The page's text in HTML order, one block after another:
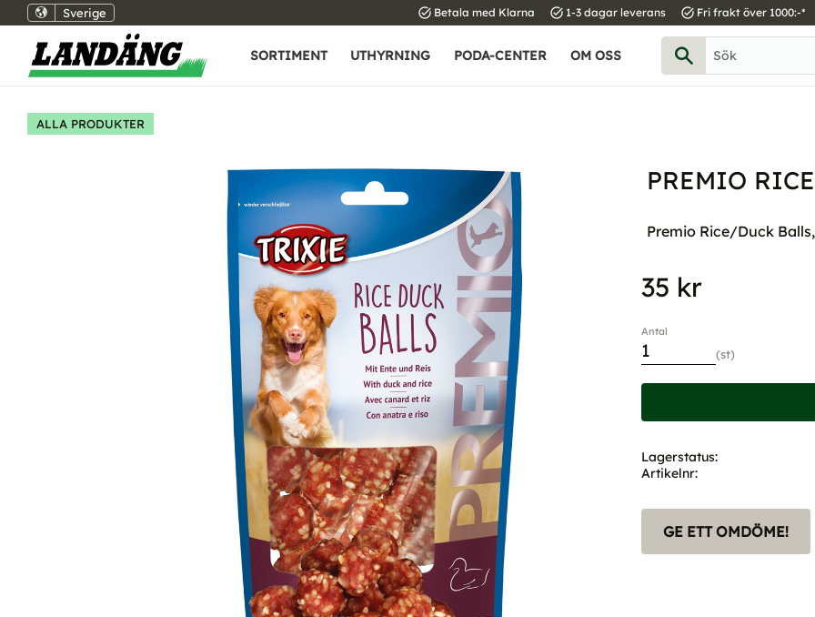
Sverige task_alt Betala med Klarna task_alt 1-3 dagar leverans task_alt Fri frakt över 1000:-*
SORTIMENT UTHYRNING PODA-CENTER OM OSS
ALLA PRODUKTER
PREMIO
Premio Rice/Duck
35 kr
Antal
st
Lagerstatus
Artikelnr
GE ETT OMDÖME!